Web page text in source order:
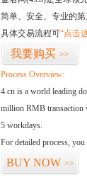
简单、安全、专业的
具体交易流程可“点击
我要购买 >>
Process Overview:
4.cn is a world leading
million RMB transaction
5 workdays.
For detailed process, you
BUY NOW >>